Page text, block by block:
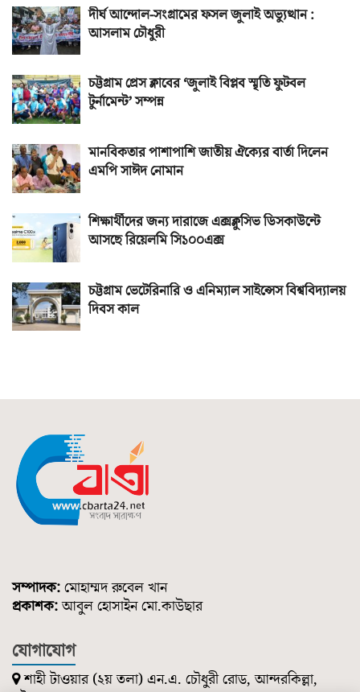
দীর্ঘ আন্দোল-সংগ্রামের ফসল জুলাই অভ্যুত্থান :
আসলাম চৌধুরী
চট্টগ্রাম প্রেস ক্লাবের ‘জুলাই বিপ্লব স্মৃতি ফুটবল
টুর্নামেন্ট’ সম্পন্ন
মানবিকতার পাশাপাশি জাতীয় ঐক্যের বার্তা দিলেন
এমপি সাঈদ নোমান
শিক্ষার্থীদের জন্য দারাজে এক্সক্লুসিভ ডিসকাউন্টে
আসছে রিয়েলমি সি১০০এক্স
চট্টগ্রাম ভেটেরিনারি ও এনিম্যাল সাইন্সেস বিশ্ববিদ্যালয়
দিবস কাল
সম্পাদক: মোহাম্মদ রুবেল খান
প্রকাশক:আবুল হোসাইন মো.কাউছার
যোগাযোগ
শাহী টাওয়ার (২য় তলা) এন.এ. চৌধুরী রোড, আন্দরকিল্লা,